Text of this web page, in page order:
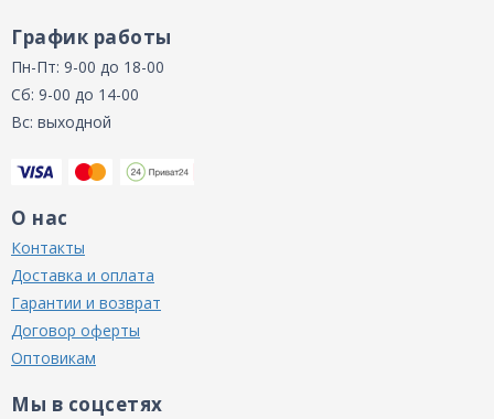
График работы
Пн-Пт: 9-00 до 18-00
Сб: 9-00 до 14-00
Вс: выходной
О нас
Контакты
Доставка и оплата
Гарантии и возврат
Договор оферты
Оптовикам
Мы в соцсетях